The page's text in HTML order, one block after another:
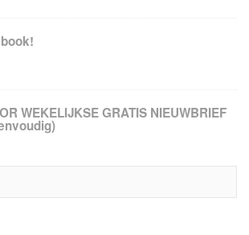
WEKELIJKSE GRATIS NIEUWBRIEF